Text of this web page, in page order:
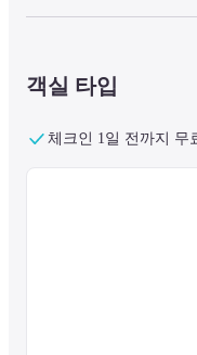
하네다/나리타 공항에서
센소지 사원(Sensoji
객실 타입
체크인 1일 전까지 무